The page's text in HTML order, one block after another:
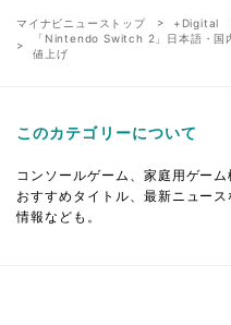
マイナビニューストップ +Digital
「Nintendo Switch 2」日本語・国
値上げ
このカテゴリーについて
コンソールゲーム、家庭用ゲー
おすすめタイトル、最新ニュー
情報なども。